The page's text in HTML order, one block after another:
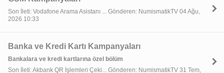
Son İleti: Vodafone Arama Asistanı ... Gönderen: NumismatikTV 04 Ağu,
2026 10:33
Banka ve Kredi Kartı Kampanyaları
Bankalara ve kredi kartlarına özel bölüm
Son İleti: Akbank QR İşlemleri Çeki... Gönderen: NumismatikTV 31 Tem,